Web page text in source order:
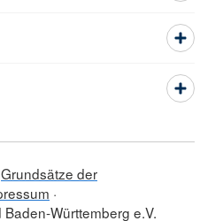
Grundsätze der
Württemberg e.V.